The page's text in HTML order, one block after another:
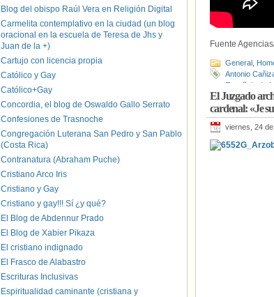
Fuente
General
Antonio
Española de
El Juzgado
cardenal: «Je
viernes, 24
Blog del obispo Raúl Vera en Religión Digital
Carmelita contemplativo en la ciudad (un blog
oracional en la escuela de Teresa de Jhs y
Juan de la +)
Cartujo con licencia propia
Católico y Gay
Católico+Gay
Concordia, el blog de Oswaldo Gallo Serrato
Confesiones de Trasnoche
Congregación Luterana San Pedro y San Pablo
(Costa Rica)
Contranatura (Abraham Puche)
Cristiano Arco Iris
Cristiano y Gay
Cristiano y gay!!! Sí ¿y qué?
El Blog de Abdennur Prado
El Blog de Xabier Pikaza
El cristiano indignado
El Frasco de Alabastro
Escrituras Inclusivas
Espiritualidad caminante (cristiana y